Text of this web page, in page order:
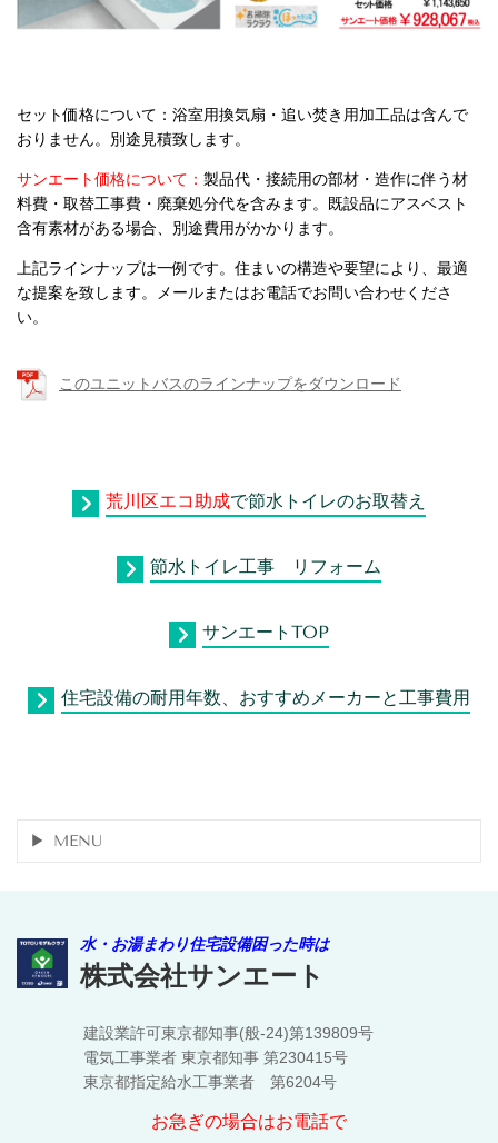
セット価格について：浴室用換気扇・追い焚き用加工品は含んで
おりません。別途見積致します。
サンエート価格について： 製品代・接続用の部材・造作に伴う材
料費・取替工事費・廃棄処分代を含みます。既設品にアスベスト
含有素材がある場合、 別途費用がかかります。
上記ラインナップは一例です。住まいの構造や要望により、最適
な提案を致します。
メールまたはお電話でお問い合わせくださ
い。
このユニットバスのラインナップをダウンロード
荒川区エコ助成で節水トイレのお取替え
節水トイレ工事 リフォーム
サンエートTOP
住宅設備の耐用年数、おすすめメーカーと工事費用
MENU
水・お湯まわり住宅設備困った時は
株式会社サンエート
建設業許可東京都知事(般-24)第139809号
電気工事業者 東京都知事 第230415号
東京都指定給水工事業者 第6204号
お急ぎの場合はお電話で